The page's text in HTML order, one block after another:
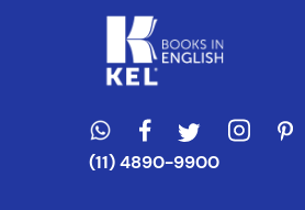
(11) 4890-9900